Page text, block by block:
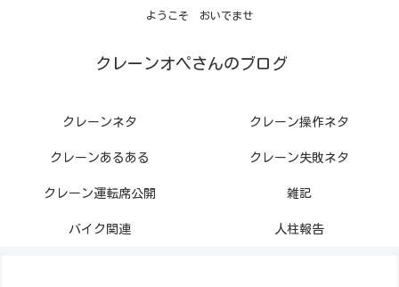
ようこそ おいでませ
クレーンオペさんのブログ
クレーンネタ クレーン操作ネタ
クレーンあるある クレーン失敗ネタ
クレーン運転席公開 雑記
バイク関連 人柱報告